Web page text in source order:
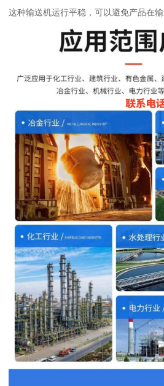
这种输送机运行平稳，可以避免产品在输